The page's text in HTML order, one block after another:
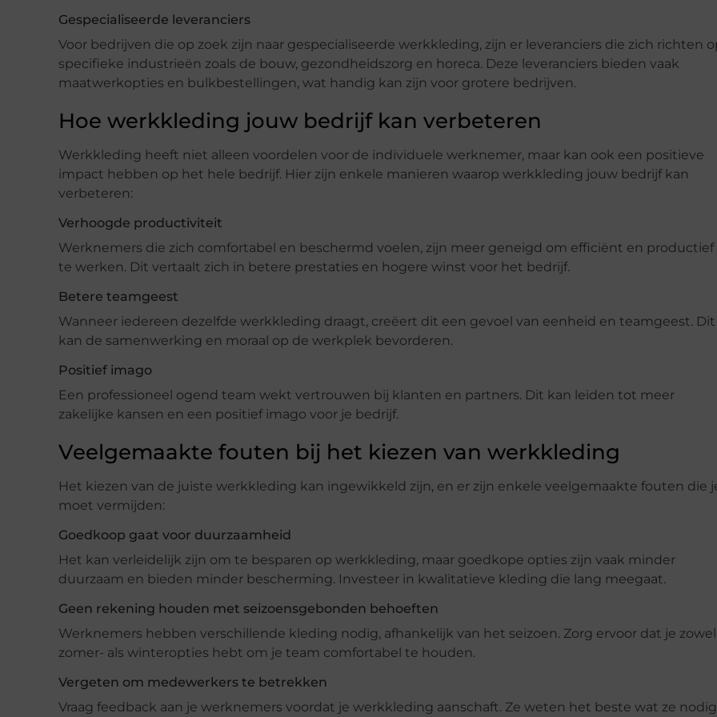
Gespecialiseerde leveranciers
Voor bedrijven die op zoek zijn naar gespecialiseerde werkkleding, zijn er leveranciers die zich richten
specifieke industrieën zoals de bouw, gezondheidszorg en horeca. Deze leveranciers bieden vaak
maatwerkopties en bulkbestellingen, wat handig kan zijn voor grotere bedrijven.
Hoe werkkleding jouw bedrijf kan verbeteren
Werkkleding heeft niet alleen voordelen voor de individuele werknemer, maar kan ook een positieve
impact hebben op het hele bedrijf. Hier zijn enkele manieren waarop werkkleding jouw bedrijf kan
verbeteren:
Verhoogde productiviteit
Werknemers die zich comfortabel en beschermd voelen, zijn meer geneigd om efficiënt en productief
te werken. Dit vertaalt zich in betere prestaties en hogere winst voor het bedrijf.
Betere teamgeest
Wanneer iedereen dezelfde werkkleding draagt, creëert dit een gevoel van eenheid en teamgeest. Dit
kan de samenwerking en moraal op de werkplek bevorderen.
Positief imago
Een professioneel ogend team wekt vertrouwen bij klanten en partners. Dit kan leiden tot meer
zakelijke kansen en een positief imago voor je bedrijf.
Veelgemaakte fouten bij het kiezen van werkkleding
Het kiezen van de juiste werkkleding kan ingewikkeld zijn, en er zijn enkele veelgemaakte fouten die
moet vermijden:
Goedkoop gaat voor duurzaamheid
Het kan verleidelijk zijn om te besparen op werkkleding, maar goedkope opties zijn vaak minder
duurzaam en bieden minder bescherming. Investeer in kwalitatieve kleding die lang meegaat.
Geen rekening houden met seizoensgebonden behoeften
Werknemers hebben verschillende kleding nodig, afhankelijk van het seizoen. Zorg ervoor dat je zowel
zomer- als winteropties hebt om je team comfortabel te houden.
Vergeten om medewerkers te betrekken
Vraag feedback aan je werknemers voordat je werkkleding aanschaft. Ze weten het beste wat ze nodig